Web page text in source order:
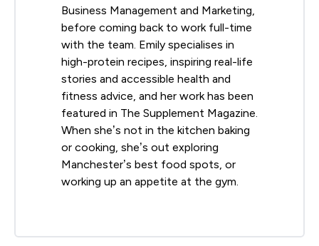
Business Management and Marketing,
before coming back to work full-time
with the team. Emily specialises in
high-protein recipes, inspiring real-life
stories and accessible health and
fitness advice, and her work has been
featured in The Supplement Magazine.
When she’s not in the kitchen baking
or cooking, she’s out exploring
Manchester’s best food spots, or
working up an appetite at the gym.